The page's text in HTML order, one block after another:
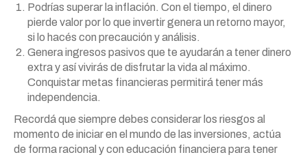
Podrías superar la inflación. Con el tiempo, el dinero
pierde valor por lo que invertir genera un retorno mayor,
si lo hacés con precaución y análisis.
Genera ingresos pasivos que te ayudarán a tener dinero
extra y así vivirás de disfrutar la vida al máximo.
Conquistar metas financieras permitirá tener más
independencia.
Recordá que siempre debes considerar los riesgos al
momento de iniciar en el mundo de las inversiones, actúa
de forma racional y con educación financiera para tener